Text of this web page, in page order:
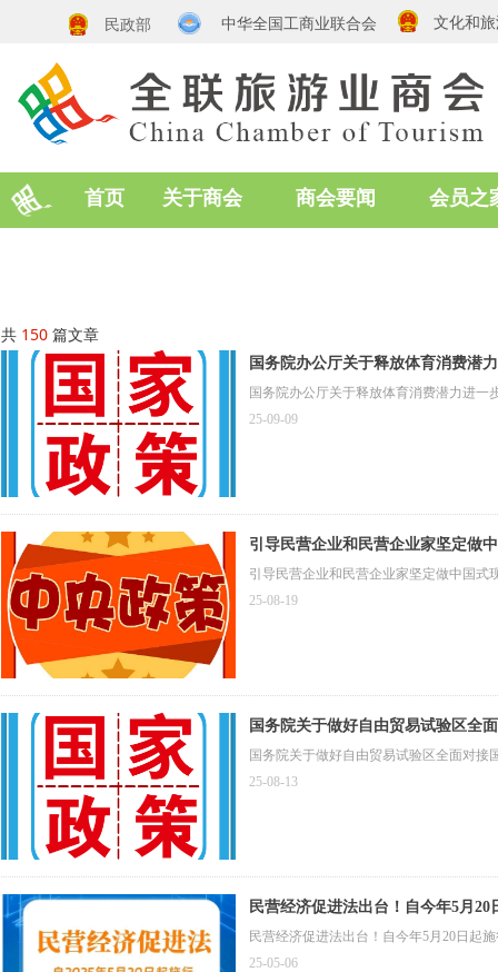
首页 关于商会 商会要闻 会员之
民政部 中华全国工商业联合会 文化和
共 150 篇文章
国务院办公厅关于释放体育消费潜
国务院办公厅关于释放体育消费潜力进一
25-09-09
引导民营企业和民营企业家坚定做
引导民营企业和民营企业家坚定做中国式
25-08-19
国务院关于做好自由贸易试验区全
国务院关于做好自由贸易试验区全面对
25-08-13
民营经济促进法出台！自今年5月20
民营经济促进法出台！自今年5月20日起
25-05-06